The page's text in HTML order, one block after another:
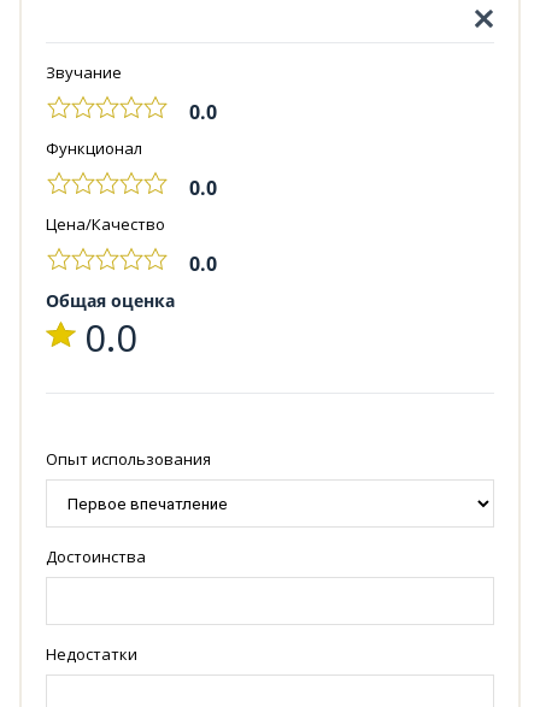
Звучание
0.0
Функционал
0.0
Цена/Качество
0.0
Общая оценка
0.0
Опыт использования
Достоинства
Недостатки